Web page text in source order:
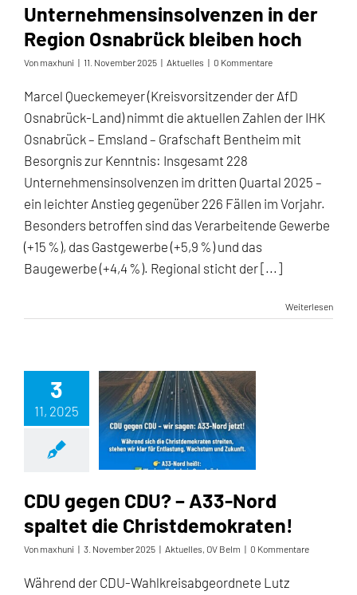
Unternehmensinsolvenzen in der
Region Osnabrück bleiben hoch
Von maxhuni | 11. November 2025 | Aktuelles | 0 Kommentare
Marcel Queckemeyer (Kreisvorsitzender der AfD
Osnabrück-Land) nimmt die aktuellen Zahlen der IHK
Osnabrück – Emsland – Grafschaft Bentheim mit
Besorgnis zur Kenntnis: Insgesamt 228
Unternehmensinsolvenzen im dritten Quartal 2025 –
ein leichter Anstieg gegenüber 226 Fällen im Vorjahr.
Besonders betroffen sind das Verarbeitende Gewerbe
(+15 %), das Gastgewerbe (+5,9 %) und das
Baugewerbe (+4,4 %). Regional sticht der [...]
Weiterlesen
3
11, 2025
CDU gegen CDU? – A33-Nord
spaltet die Christdemokraten!
Von maxhuni | 3. November 2025 | Aktuelles, OV Belm | 0 Kommentare
Während der CDU-Wahlkreisabgeordnete Lutz